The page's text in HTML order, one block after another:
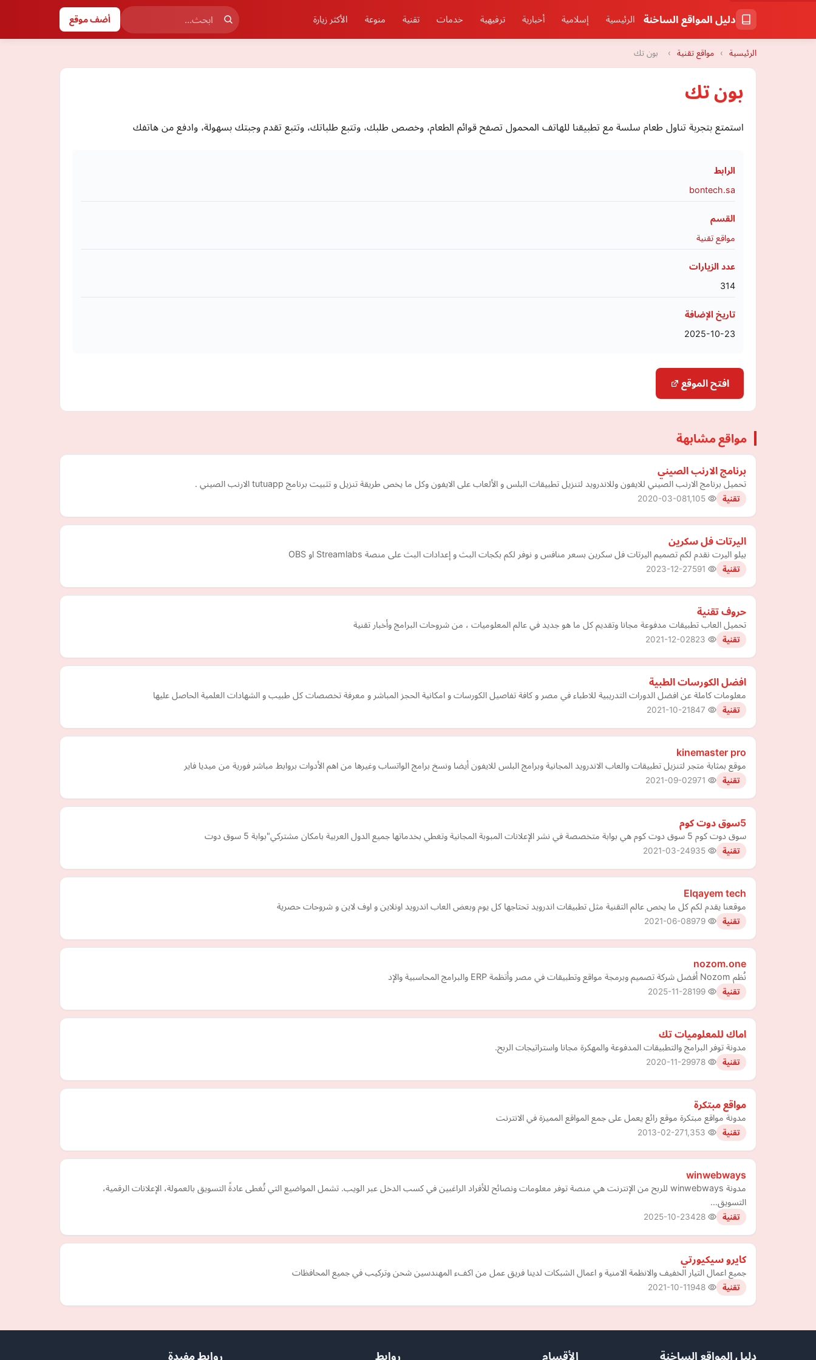
دليل المواقع الساخنة الرئيسية إسلامية أخبارية ترفيهية خدمات تقنية منوعة الأكثر زيارة أضف موقع
الرئيسية › مواقع تقنية › بون تك
بون تك
استمتع بتجربة تناول طعام سلسة مع تطبيقنا للهاتف المحمول تصفح قوائم الطعام، وخصص طلبك، وتتبع طلباتك، وتتبع تقدم وجبتك بسهولة، وادفع من هاتفك
الرابط
bontech.sa
القسم
مواقع تقنية
عدد الزيارات
314
تاريخ الإضافة
2025-10-23
افتح الموقع
مواقع مشابهة
برنامج الارنب الصيني
تحميل برنامج الارنب الصيني للايفون وللاندرويد لتنزيل تطبيقات البلس و الألعاب على الايفون وكل ما يخص طريقة تنزيل و تثبيت برنامج tutuapp الارنب الصيني .
تقنية 2020-03-08
اليرتات فل سكرين
بيلو اليرت نقدم لكم تصميم اليرتات فل سكرين بسعر منافس و نوفر لكم بكجات البث و إعدادات البث على منصة Streamlabs او OBS
تقنية 2023-12-27
حروف تقنية
تحميل العاب تطبيقات مدفوعة مجانا وتقديم كل ما هو جديد في عالم المعلوميات ، من شروحات البرامج وأخبار تقنية
تقنية 2021-12-02
افضل الكورسات الطبية
معلومات كاملة عن افضل الدورات التدريبية للاطباء في مصر و كافة تفاصيل الكورسات و امكانية الحجز المباشر و معرفة تخصصات كل طبيب و الشهادات العلمية الحاصل عليها
تقنية 2021-10-21
kinemaster pro
موقع بمثابة متجر لتنزيل تطبيقات والعاب الاندرويد المجانية وبرامج البلس للايفون أيضا ونسخ برامج الواتساب وغيرها من اهم الأدوات بروابط مباشر فورية من ميديا فاير
تقنية 2021-09-02
5سوق دوت كوم
سوق دوت كوم 5 سوق دوت كوم هي بوابة متخصصة في نشر الإعلانات المبوبة المجانية وتغطي بخدماتها جميع الدول العربية بامكان مشتركي"بوابة 5 سوق دوت
تقنية 2021-03-24
Elqayem tech
موقعنا يقدم لكم كل ما يخص عالم التقنية مثل تطبيقات اندرويد تحتاجها كل يوم وبعض العاب اندرويد اونلاين و اوف لاين و شروحات حصرية
تقنية 2021-06-08
nozom.one
نُظم Nozom أفضل شركة تصميم وبرمجة مواقع وتطبيقات في مصر وأتظمة ERP والبرامج المحاسبية والإد
تقنية 2025-11-28
اماك للمعلوميات تك
مدونة توفر البرامج والتطبيقات المدفوعة والمهكرة مجانا واستراتيجات الربح.
تقنية 2020-11-29
مواقع مبتكرة
مدونة مواقع مبتكرة موقع رائع يعمل على جمع المواقع المميزة في الانترنت
تقنية 2013-02-27
winwebways
مدونة winwebways للربح من الإنترنت هي منصة توفر معلومات ونصائح للأفراد الراغبين في كسب الدخل عبر الويب. تشمل المواضيع التي تُغطى عادةً التسويق بالعمولة، الإعلانات الرقمية،
التسويق…
تقنية 2025-10-23
كايرو سيكيورتي
جميع اعمال التيار الخفيف والانظمة الامنية و اعمال الشبكات لدينا فريق عمل من اكفء المهندسين شحن وتركيب في جميع المحافظات
تقنية 2021-10-11
دليل المواقع الساخنة الأقسام روابط روابط مفيدة